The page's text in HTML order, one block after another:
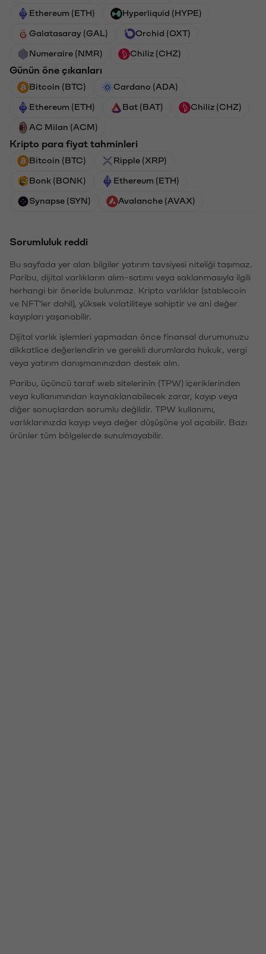
Ethereum (ETH) Hyperliquid (HYPE)
Galatasaray (GAL) Orchid (OXT)
Numeraire (NMR) Chiliz (CHZ)
Günün öne çıkanları
Bitcoin (BTC) Cardano (ADA)
Ethereum (ETH) Bat (BAT) Chiliz (CHZ)
AC Milan (ACM)
Kripto para fiyat tahminleri
Bitcoin (BTC) Ripple (XRP)
Bonk (BONK) Ethereum (ETH)
Synapse (SYN) Avalanche (AVAX)
Sorumluluk reddi
Bu sayfada yer alan bilgiler yatırım tavsiyesi niteliği taşımaz.
Paribu, dijital varlıkların alım-satımı veya saklanmasıyla ilgili
herhangi bir öneride bulunmaz. Kripto varlıklar (stablecoin
ve NFT'ler dahil), yüksek volatiliteye sahiptir ve ani değer
kayıpları yaşanabilir.
Dijital varlık işlemleri yapmadan önce finansal durumunuzu
dikkatlice değerlendirin ve gerekli durumlarda hukuk, vergi
veya yatırım danışmanınızdan destek alın.
Paribu, üçüncü taraf web sitelerinin (TPW) içeriklerinden
veya kullanımından kaynaklanabilecek zarar, kayıp veya
diğer sonuçlardan sorumlu değildir. TPW kullanımı,
varlıklarınızda kayıp veya değer düşüşüne yol açabilir. Bazı
ürünler tüm bölgelerde sunulmayabilir.